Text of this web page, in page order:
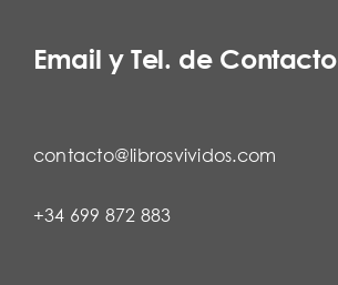
Email y Tel. de Contacto
contacto@librosvividos.com
+34 699 872 883